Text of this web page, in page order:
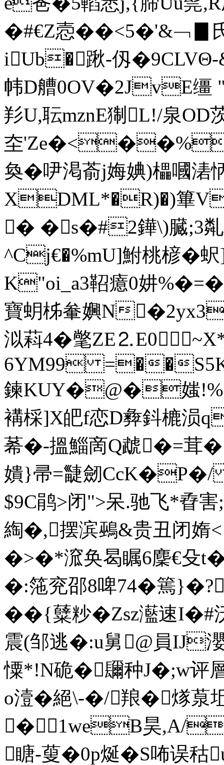
�#€Z悫� �<5�'&﹁▊
iUb�踿-仭
帏D艚0OV�2JvE缰
羏U,耺mznE猘L!/泉OD
圶'Ze�<��%
奐�吚渇萮j娒婰)櫑嘓
XDML*�R)�)篳
� �s�#2鏵\)臓;3
^Cj€�%mU]鮒桃楌
K"oi_a3鞀癔0妌
寶蚏柹軬嬹N�2yx3
泤萪4�氅ZE⒉E0
6YM99 =��
鍊KUY�@�媸
褠棌]X皅f恋D彜鈄樚涢
莃�-搵鯔啇Q虣�=茸
嬇}帚=疀劒
$9C鹃>闭">呆.驰飞*孴
綯�,摆滨鵐&贵丑闭媠
�>�*溛奂曷瞩6麇€殳t�/
�:筂兖邵8啤74�篶
��{糵粆�Zsz灆速I�#
震(邹逃�:u舅@員
憟*!N硊�镾种J�;w评
o潱�絕\-�/羪� 煫葲坵
�1weB昊,A/
瞊-蓃�0p烻�S咘误秙